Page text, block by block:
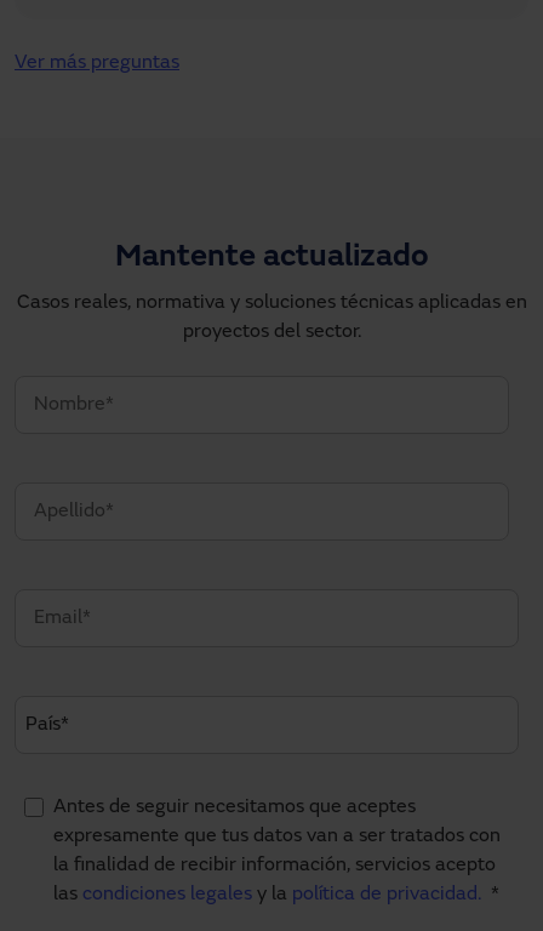
Ver más preguntas
Mantente actualizado
Casos reales, normativa y soluciones técnicas aplicadas en
proyectos del sector.
Antes de seguir necesitamos que aceptes
expresamente que tus datos van a ser tratados con
la finalidad de recibir información, servicios acepto
las condiciones legales y la política de privacidad. *